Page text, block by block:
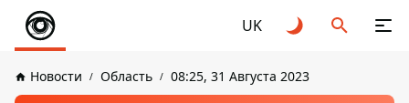
UK
Новости Область 08:25, 31 Августа 2023